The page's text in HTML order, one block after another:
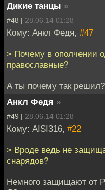
Дикие танцы »
#48 | 28.06.14 01:28
Кому: Анкл Федя, #47
> Почему в ополчении
православные?
А ты почему так решил?
Анкл Федя »
#49 | 28.06.14 01:28
Кому: AISI316, #22
> Вроде ведь не
снарядов?
Немного защищают от